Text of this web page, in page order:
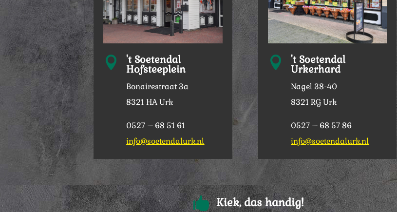
 't Soetendal
Hofsteeplein
Bonairestraat 3a
8321 HA Urk
0527 – 68 51 61
info@soetendalurk.nl
 't Soetendal
Urkerhard
Nagel 38-40
8321 RG Urk
0527 – 68 57 86
info@soetendalurk.nl
 Kiek, das handig!